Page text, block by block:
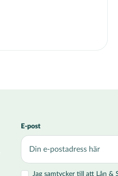
E-post
Jag samtycker till att Lån &